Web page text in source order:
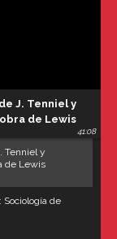
J. Tenniel y
de Lewis
41:08
Tenniel y
de Lewis
Sociología de